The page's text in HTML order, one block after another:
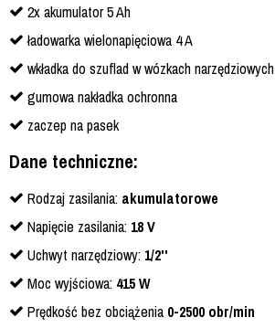
2x akumulator 5 Ah
ładowarka wielonapięciowa 4 A
wkładka do szuflad w wózkach narzędziowych
gumowa nakładka ochronna
zaczep na pasek
Dane techniczne:
Rodzaj zasilania: akumulatorowe
Napięcie zasilania: 18 V
Uchwyt narzędziowy: 1/2''
Moc wyjściowa: 415 W
Prędkość bez obciążenia 0-2500 obr/min